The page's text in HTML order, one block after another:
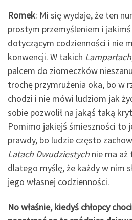
Romek: Mi się wydaje, że ten
prostym przemyśleniem i
dotyczącym codzienności i nie
konwencji. W takich Lampartach
palcem do ziomeczków
trochę przymrużenia oka, bo w
chodzi i nie mówi ludziom jak
sobie pozwolił na jakąś taką
Pomimo jakiejś śmieszności to
prawdy, bo ludzie często
Latach Dwudziestych nie ma aż
dlatego myślę, że każdy w nim
jego własnej codzienności.
No właśnie, kiedyś chłopcy